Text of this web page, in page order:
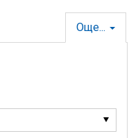
Още...